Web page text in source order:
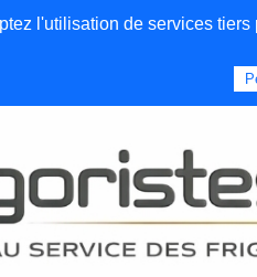
l'utilisation de services tiers